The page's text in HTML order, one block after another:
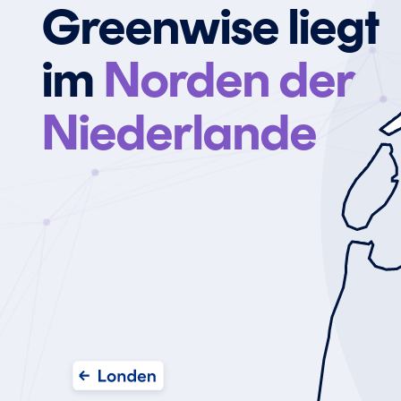
und zirkulären Kunststoffe. In dieser Woche liegt
Fokus auf Begegnungen, Innovationen und
Wissensaustausch.
Greenwise liegt
im Norden der
Niederlande